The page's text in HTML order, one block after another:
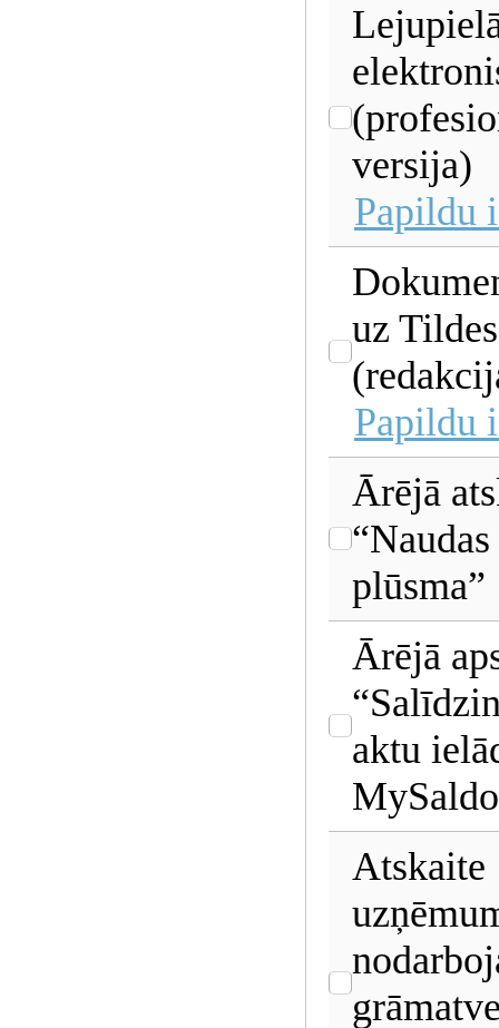
versija)
Papildu
uz
Papildu
Ārējā
plūsma”
Ārējā
aktu
Atskaite